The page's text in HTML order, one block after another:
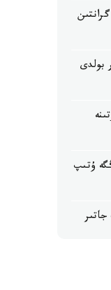
350 ءبىلىم گرانتىن
بولدى
600 مىڭ تەڭگە ۇتىپ
جاتىر